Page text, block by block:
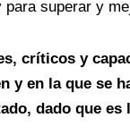
superar y
críticos y
y en la que se
dado que